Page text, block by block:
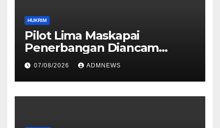
HUKRIM
Pilot Lima Maskapai
Penerbangan Diancam
Ditembak Mati OPM
07/08/2026 ADMNEWS